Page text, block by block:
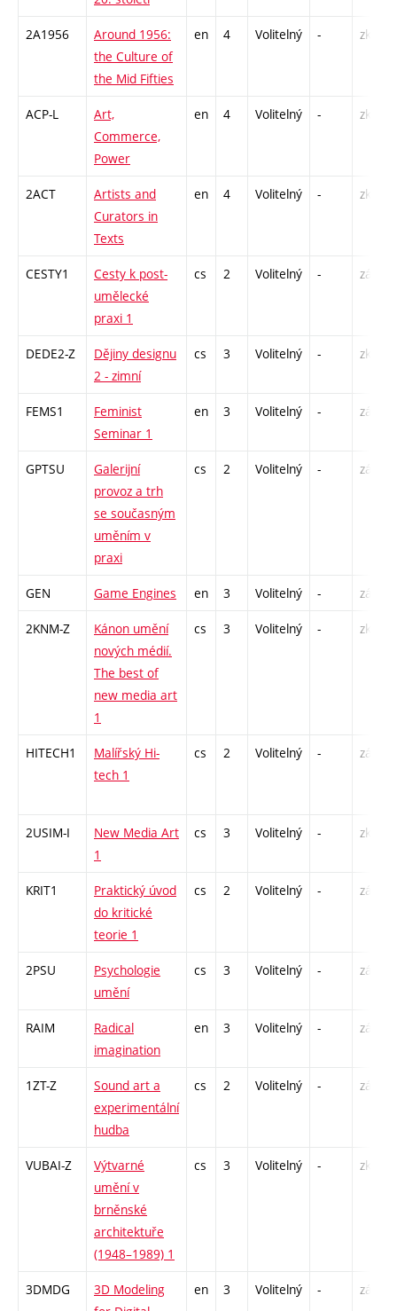
2A1956
Around 1956:
the Culture of
the Mid Fifties
en 4 Volitelný - zk
ACP-L
Art,
Commerce,
Power
en 4 Volitelný - zk
2ACT
Artists and
Curators in
Texts
en 4 Volitelný - zk
CESTY1
Cesty k post-
umělecké
praxi 1
cs 2 Volitelný - zá
DEDE2-Z
Dějiny designu
2 - zimní
cs 3 Volitelný - zk
FEMS1
Feminist
Seminar 1
en 3 Volitelný - zá
GPTSU
Galerijní
provoz a trh
se současným
uměním v
praxi
cs 2 Volitelný - zá
GEN Game Engines en 3 Volitelný - zá
2KNM-Z
Kánon umění
nových médií.
The best of
new media art
1
cs 3 Volitelný - zk
HITECH1
Malířský Hi-
tech 1
cs 2 Volitelný - zá
2USIM-I
New Media Art
1
cs 3 Volitelný - zk
KRIT1
Praktický úvod
do kritické
teorie 1
cs 2 Volitelný - zá
2PSU
Psychologie
umění
cs 3 Volitelný - zá,zk
RAIM
Radical
imagination
en 3 Volitelný - zá
1ZT-Z
Sound art a
experimentální
hudba
cs 2 Volitelný - zá
VUBAI-Z
Výtvarné
umění v
brněnské
architektuře
(1948–1989) 1
cs 3 Volitelný - zk
3DMDG
3D Modeling
en 3 Volitelný - zá